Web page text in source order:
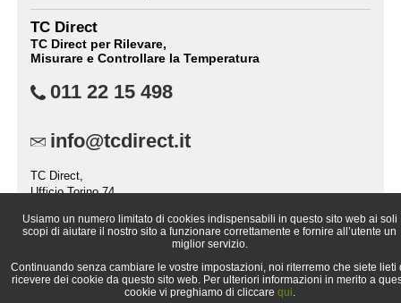
TC Direct
TC Direct per Rilevare,
Misurare e Controllare la Temperatura
011 22 15 498
info@tcdirect.it
TC Direct,
Ufficio Torino 74,
10151 TORINO (TO),
Italia
Usiamo un numero limitato di cookies indispensabili in questo sito web ai soli
scopi di aiutare il nostro sito a funzionare correttamente e fornire all’utente un
miglior servizio.
Continuando senza cambiare le vostre impostazioni, noi riterremo che siete lieti
ricevere dei cookie da questo sito web. Per ulteriori informazioni in merito a
cookie vi preghiamo di cliccare qui.